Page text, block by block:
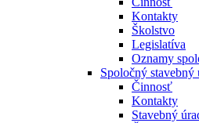
Kontakty
Školstvo
Legislatíva
Oznamy
Spoločný stavebný
Činnosť
Kontakty
Stavebný